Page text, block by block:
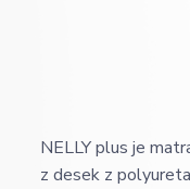
NELLY plus je
z desek z